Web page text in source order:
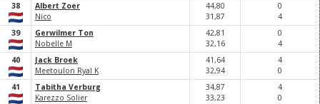
38
Albert Zoer
Nico
44,80
31,87
0
4
39
Gerwilmer Ton
Nobelle M
42,81
32,16
0
4
40
Jack Broek
Meetoulon Ryal K
41,64
32,94
4
0
41
Tabitha Verburg
Karezzo Solier
34,87
33,23
4
0